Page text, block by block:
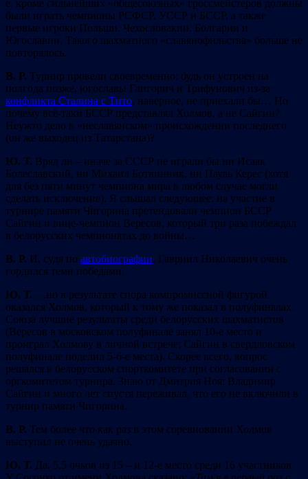
е. кроме сильнейших «общесоюзных» гроссмейстеров должны
были играть чемпионы РСФСР, УССР и БССР, а также
первые игроки Польши, Чехословакии, Болгарии и
Югославии. Такого шахматного «славянофильства» больше не
повторялось.
В. Р. Турнир провели своевременно: будь он устроен на
полгода позже, югославы Глигорич и Трифунович из-за
конфликта Сталина с Тито, наверное, не приехали бы… Но
почему всё-таки БССР представлял Холмов, а не Сайгин?
Неужто дело в «неславянском» происхождении последнего
(он же выходец из Татарстана)?
Ю. Т. Вряд ли – иначе за СССР не играли бы ни Исаак
Болеславский, ни Михаил Ботвинник, ни Пауль Керес (хотя
для без пяти минут чемпиона мира в любом случае могли
сделать исключение). Я слышал следующее: на участие в
турнире памяти Чигорина претендовали чемпион БССР
Сайгин и вице-чемпион Вересов, который три раза побеждал
в белорусских чемпионатах до войны…
В. Р. И, судя по автобиографии, Гавриил Николаевич очень
гордился теми победами.
Ю. Т. …но в результате спора компромиссной фигурой
оказался Холмов, который к тому же показал в полуфиналах
Союза лучшие результаты среди белорусских шахматистов
(Вересов в московском полуфинале занял 10-е место и
проиграл Холмову в личной встрече; Сайгин в свердловском
полуфинале поделил 5-6-е места). Скорее всего, вопрос
решался в белорусском спорткомитете при согласовании с
оргкомитетом турнира. Знаю от Дмитрия Ноя: Владимир
Сайгин и много лет спустя переживал, что его не включили в
турнир памяти Чигорина.
В. Р. Тем более что как раз в этом соревновании Холмов
выступил не очень удачно.
Ю. Т. Да, 5,5 очков из 15 – и 12-е место среди 16 участников.